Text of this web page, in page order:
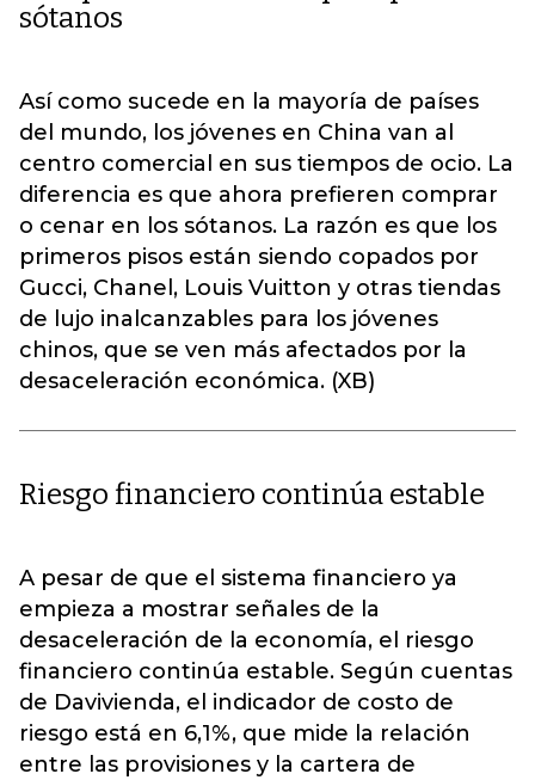
sótanos
Así como sucede en la mayoría de países
del mundo, los jóvenes en China van al
centro comercial en sus tiempos de ocio. La
diferencia es que ahora prefieren comprar
o cenar en los sótanos. La razón es que los
primeros pisos están siendo copados por
Gucci, Chanel, Louis Vuitton y otras tiendas
de lujo inalcanzables para los jóvenes
chinos, que se ven más afectados por la
desaceleración económica. (XB)
Riesgo financiero continúa estable
A pesar de que el sistema financiero ya
empieza a mostrar señales de la
desaceleración de la economía, el riesgo
financiero continúa estable. Según cuentas
de Davivienda, el indicador de costo de
riesgo está en 6,1%, que mide la relación
entre las provisiones y la cartera de